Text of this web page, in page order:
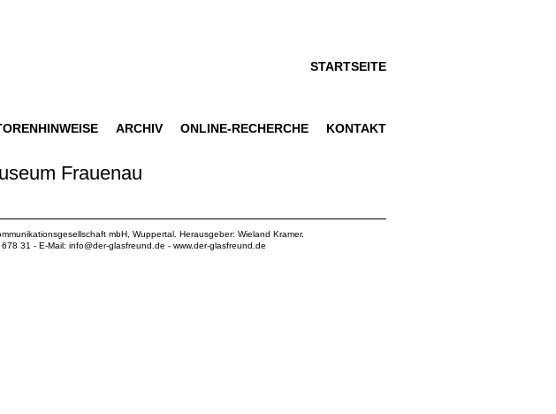
STARTSEITE
ARCHIV ONLINE-RECHERCHE KONTAKT
Frauenau
mbH , Wuppertal. Herausgeber: Wieland Kramer.
31 - E-Mail: info@der-glasfreund.de - www.der-glasfreund.de